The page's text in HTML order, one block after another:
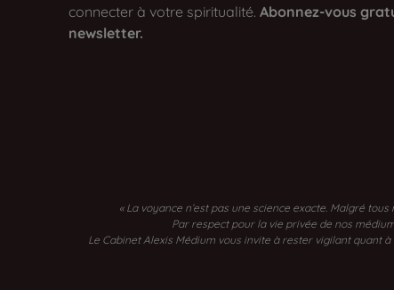
connecter à votre spiritualité.Abonnez-vous
newsletter.
« La voyance n’est pas une science exacte. Malgré
Par respect pour la vie privée de nos
Le Cabinet Alexis Médium vous invite à rester vigilant quant